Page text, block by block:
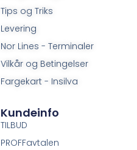
Tips og Triks
Levering
Nor Lines - Terminaler
Vilkår og Betingelser
Fargekart - Insilva
Kundeinfo
TILBUD
PROFFavtalen